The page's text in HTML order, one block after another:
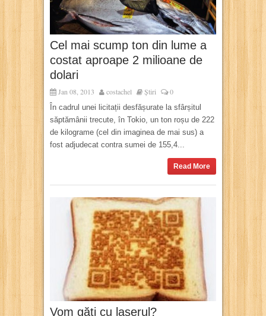
Cel mai scump ton din lume a
costat aproape 2 milioane de
dolari
Jan 08, 2013 costachel Știri 0
În cadrul unei licitații desfășurate la sfârșitul
săptămânii trecute, în Tokio, un ton roșu de 222
de kilograme (cel din imaginea de mai sus) a
fost adjudecat contra sumei de 155,4...
Read More
Vom găti cu laserul?